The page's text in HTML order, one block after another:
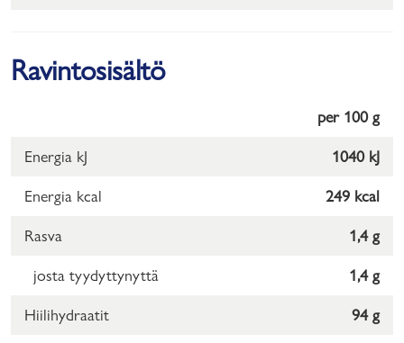
Ravintosisältö
per 100 g
Energia kJ 1040 kJ
Energia kcal 249 kcal
Rasva 1,4 g
josta tyydyttynyttä 1,4 g
Hiilihydraatit 94 g